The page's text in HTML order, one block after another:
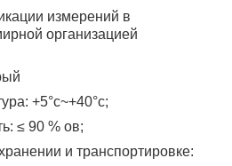
измерений в
организацией
+5°c~+40°c;
≤ 90 % ов;
и транспортировке: